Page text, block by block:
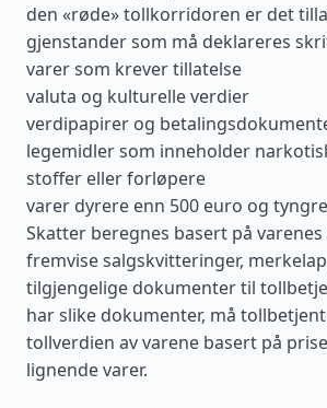
den «røde» tollkorridoren er det
gjenstander som må deklareres
varer som krever tillatelse
valuta og kulturelle verdier
verdipapirer og
legemidler som inneholder
stoffer eller forløpere
varer dyrere enn 500 euro og
Skatter beregnes basert på
fremvise salgskvitteringer,
tilgjengelige dokumenter til
har slike dokumenter, må
tollverdien av varene basert på
lignende varer.